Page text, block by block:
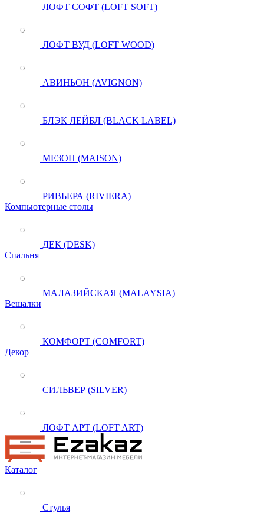
ЛОФТ СОФТ (LOFT SOFT)
ЛОФТ ВУД (LOFT WOOD)
АВИНЬОН (AVIGNON)
БЛЭК ЛЕЙБЛ (BLACK LABEL)
МЕЗОН (MAISON)
РИВЬЕРА (RIVIERA)
Компьютерные столы
ДЕК (DESK)
Спальня
МАЛАЗИЙСКАЯ (MALAYSIA)
Вешалки
КОМФОРТ (COMFORT)
Декор
СИЛЬВЕР (SILVER)
ЛОФТ АРТ (LOFT ART)
Каталог
Стулья